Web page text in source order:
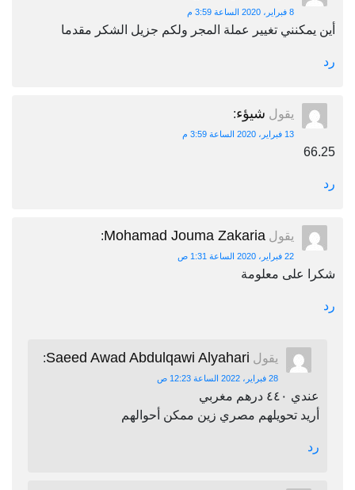
8 فبراير، 2020 الساعة 3:59 م
أين يمكنني تغيير عملة المجر ولكم جزيل الشكر مقدما
رد
يقول شيؤء:
13 فبراير، 2020 الساعة 3:59 م
66.25
رد
يقول Mohamad Jouma Zakaria
:
22 فبراير، 2020 الساعة 1:31 ص
شكرا على معلومة
رد
يقول Saeed Awad Abdulqawi Alyahari
:
28 فبراير، 2022 الساعة 12:23 ص
عندي ٤٤٠ درهم مغربي
أريد تحويلهم مصري زين ممكن أحوالهم
رد